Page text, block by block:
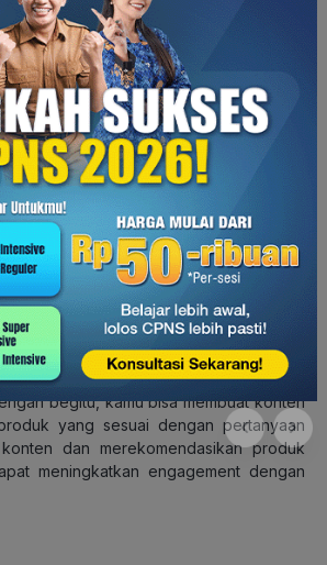
bisa berbeda-beda syarat dan
bisa membandingkan program yang satu
lalu pilih dan daftar ke satu yang
audiens dan bangun
audiens merupakan hal yang penting.
bisa memilih produk yang tepat untuk
kebutuhan mereka dan yang bisa
yang mereka alami.
audiens dengan melakukan riset atau
tertentu untuk mencari tahu apa yang
terkait produk yang akan kamu
begitu, kamu bisa membuat konten
yang sesuai dengan pertanyaan
dan merekomendasikan produk
meningkatkan engagement dengan